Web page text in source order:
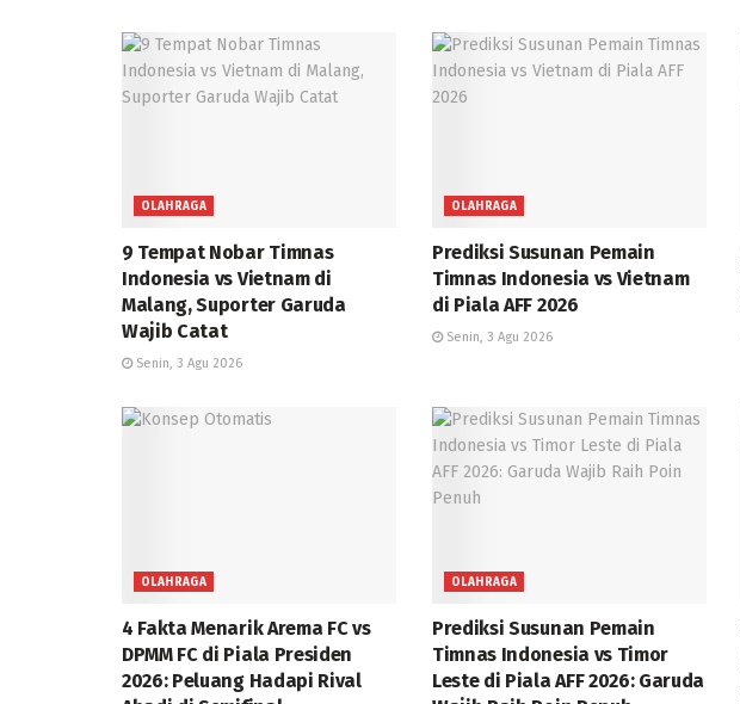
OLAHRAGA
9 Tempat Nobar Timnas
Indonesia vs Vietnam di
Malang, Suporter Garuda
Wajib Catat
Senin, 3 Agu 2026
OLAHRAGA
Prediksi Susunan Pemain
Timnas Indonesia vs Vietnam
di Piala AFF 2026
Senin, 3 Agu 2026
OLAHRAGA
4 Fakta Menarik Arema FC vs
DPMM FC di Piala Presiden
2026: Peluang Hadapi Rival
OLAHRAGA
Prediksi Susunan Pemain
Timnas Indonesia vs Timor
Leste di Piala AFF 2026: Garuda